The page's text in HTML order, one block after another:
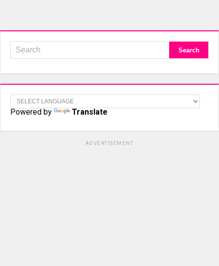
Powered by Translate
ADVERTISEMENT